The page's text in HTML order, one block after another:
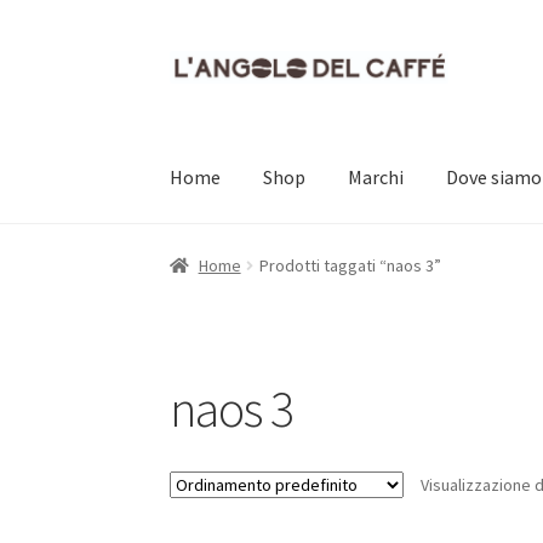
Vai
Vai
Home Shop Marchi Dove siamo
Home Carrello Cassa Contatti Dove siamo
Home Prodotti taggati “naos 3”
naos 3
Visualizzazione